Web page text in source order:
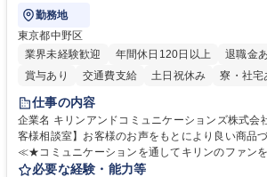
勤務地
東京都中野区
業界未経験歓迎
年間休日120日以上 退職金
賞与あり
交通費支給 土日祝休み 寮・社宅
仕事の内容
企業名 キリンアンドコミュニケーションズ株式会社 求人名 中野本社【
客様相談室】お客様のお声をもとにより良い商品づくりへ
≪★コミュニケーションを通してキリンのファン
お客様のお声をより良い商品づくりに活かしてい
必要な経験・能力等